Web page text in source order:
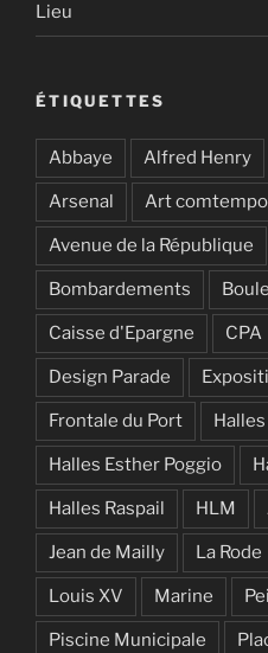
Lieu
ÉTIQUETTES
Abbaye Alfred Henry
Arsenal Art
Avenue de la République
Bombardements
Caisse d'Epargne CPA
Design Parade
Frontale du Port
Halles Esther Poggio
Halles Raspail HLM
Jean de Mailly La Rode
Louis XV Marine
Piscine Municipale